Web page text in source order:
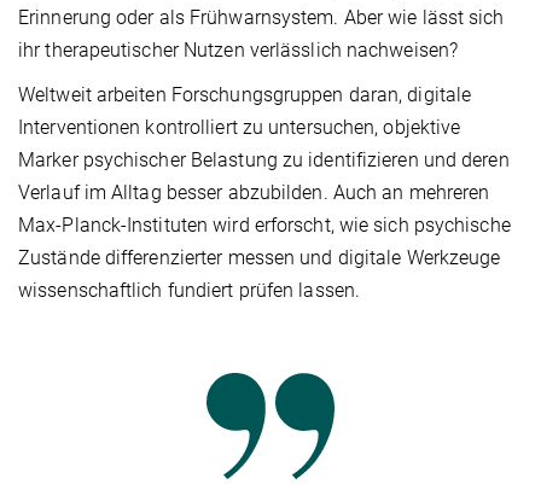
Erinnerung oder als Frühwarnsystem. Aber wie lässt sich
ihr therapeutischer Nutzen verlässlich nachweisen?
Weltweit arbeiten Forschungsgruppen daran, digitale
Interventionen kontrolliert zu untersuchen, objektive
Marker psychischer Belastung zu identifizieren und deren
Verlauf im Alltag besser abzubilden. Auch an mehreren
Max-Planck-Instituten wird erforscht, wie sich psychische
Zustände differenzierter messen und digitale Werkzeuge
wissenschaftlich fundiert prüfen lassen.